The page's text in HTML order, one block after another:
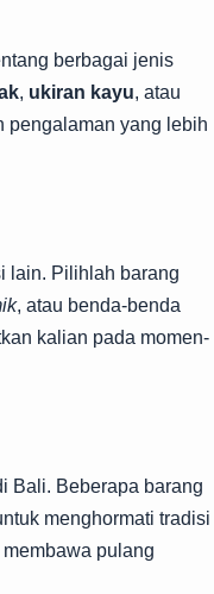
berbagai jenis
, ukiran kayu, atau
pengalaman yang lebih
lain. Pilihlah barang
, atau benda-benda
kalian pada momen-
Bali. Beberapa barang
menghormati tradisi
pulang